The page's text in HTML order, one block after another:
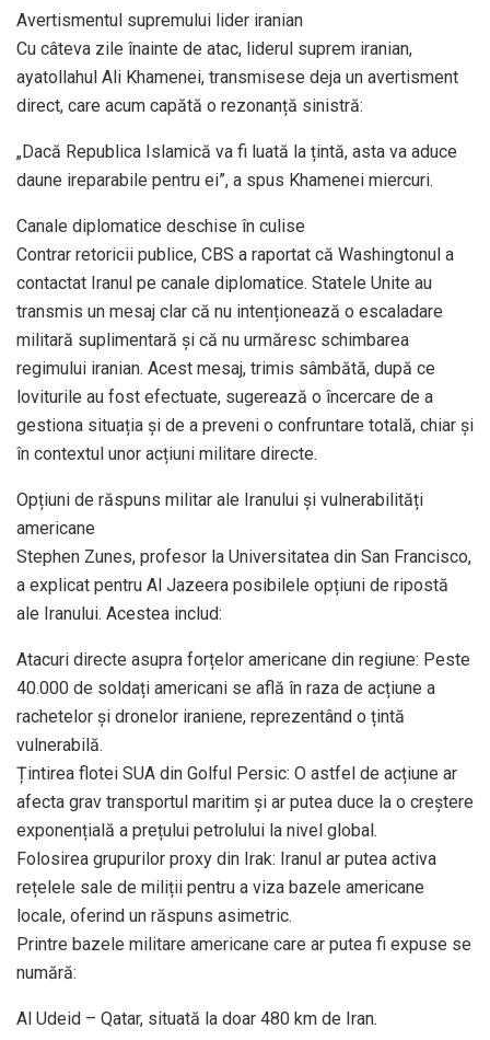
Avertismentul supremului lider iranian
Cu câteva zile înainte de atac, liderul suprem iranian,
ayatollahul Ali Khamenei, transmisese deja un avertisment
direct, care acum capătă o rezonanță sinistră:
„Dacă Republica Islamică va fi luată la țintă, asta va aduce
daune ireparabile pentru ei”, a spus Khamenei miercuri.
Canale diplomatice deschise în culise
Contrar retoricii publice, CBS a raportat că Washingtonul a
contactat Iranul pe canale diplomatice. Statele Unite au
transmis un mesaj clar că nu intenționează o escaladare
militară suplimentară și că nu urmăresc schimbarea
regimului iranian. Acest mesaj, trimis sâmbătă, după ce
loviturile au fost efectuate, sugerează o încercare de a
gestiona situația și de a preveni o confruntare totală, chiar și
în contextul unor acțiuni militare directe.
Opțiuni de răspuns militar ale Iranului și vulnerabilități
americane
Stephen Zunes, profesor la Universitatea din San Francisco,
a explicat pentru Al Jazeera posibilele opțiuni de ripostă
ale Iranului. Acestea includ:
Atacuri directe asupra forțelor americane din regiune: Peste
40.000 de soldați americani se află în raza de acțiune a
rachetelor și dronelor iraniene, reprezentând o țintă
vulnerabilă.
Țintirea flotei SUA din Golful Persic: O astfel de acțiune ar
afecta grav transportul maritim și ar putea duce la o creștere
exponențială a prețului petrolului la nivel global.
Folosirea grupurilor proxy din Irak: Iranul ar putea activa
rețelele sale de miliții pentru a viza bazele americane
locale, oferind un răspuns asimetric.
Printre bazele militare americane care ar putea fi expuse se
numără:
Al Udeid – Qatar, situată la doar 480 km de Iran.